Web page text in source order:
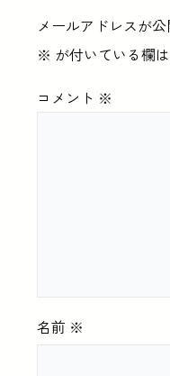
メールアドレスが
※ が付いている欄
コメント ※
名前 ※